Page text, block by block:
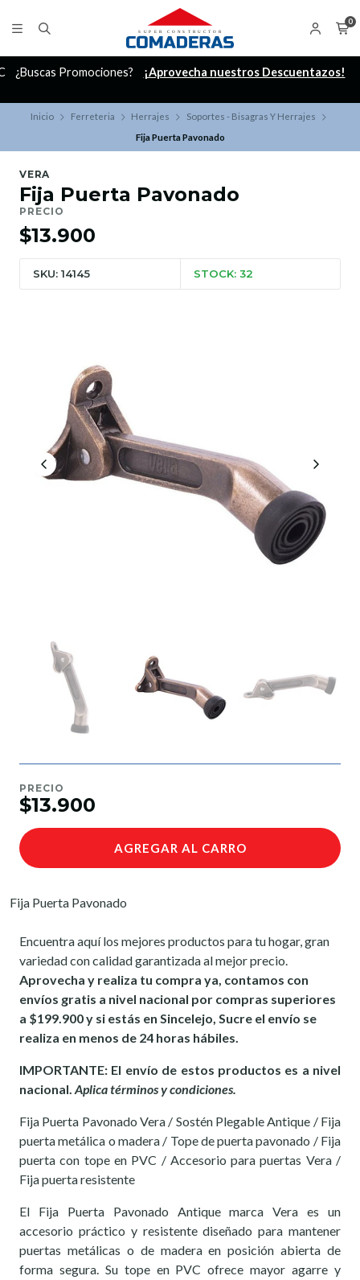
0
¿Buscas Promociones? ¡Aprovecha nuestros Descuentazos!
Inicio Ferreteria Herrajes
Soportes - Bisagras Y Herrajes
Fija Puerta Pavonado
VERA
Fija Puerta Pavonado
PRECIO
$13.900
SKU: 14145 STOCK: 32
PRECIO
$13.900
AGREGAR AL CARRO
Fija Puerta Pavonado
Encuentra aquí los mejores productos para tu hogar, gran
variedad con calidad garantizada al mejor precio.
Aprovecha y realiza tu compra ya, contamos con
envíos gratis a nivel nacional por compras superiores
a $199.900 y si estás en Sincelejo, Sucre el envío se
realiza en menos de 24 horas hábiles.
IMPORTANTE: El envío de estos productos es a nivel
nacional. Aplica términos y condiciones.
Fija Puerta Pavonado Vera / Sostén Plegable Antique / Fija
puerta metálica o madera / Tope de puerta pavonado / Fija
puerta con tope en PVC / Accesorio para puertas Vera /
Fija puerta resistente
El Fija Puerta Pavonado Antique marca Vera es un
accesorio práctico y resistente diseñado para mantener
puertas metálicas o de madera en posición abierta de
forma segura. Su tope en PVC ofrece mayor agarre y